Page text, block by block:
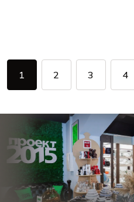
1 2 3 4